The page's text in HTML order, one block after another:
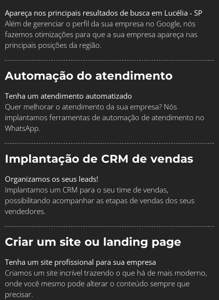
Apareça nos principais resultados de busca em Lucélia - SP
Além de gerenciar o perfil da sua empresa no Google, nós
fazemos otimizações para que a sua empresa apareça nas
principais posições da região.
Automação do atendimento
Tenha um atendimento automatizado
Quer melhorar o atendimento da sua empresa? Nós
implantamos ferramentas de automação de atendimento no
WhatsApp.
Implantação de CRM de vendas
Organizamos os seus leads!
Implantamos um CRM para o seu time de vendas,
possibilitando acompanhar as etapas de vendas dos seus
vendedores.
Criar um site ou landing page
Tenha um site profissional para sua empresa
Criamos um site incrível trazendo o que há de mais moderno,
onde você mesmo pode alterar o conteúdo sempre que
precisar.